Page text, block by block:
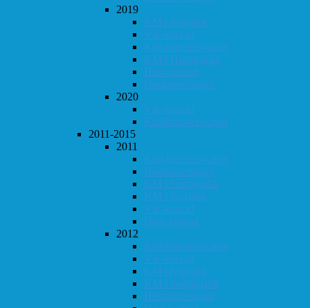
2019
KM i lynsjakk
Vår-konrad
Klubbmesterskapet
KM i Hurtigsjakk
Høst-konrad
Høstturneringen
2020
Vår-konrad
Klubbmesterskapet
2011-2015
2011
Klubbmesterskapet
Høstturneringen
KM i hurtigsjakk
KM i lynsjakk
Vår-konrad
Høst-konrad
2012
Klubbmesterskapet
Vår-konrad
KM i lynsjakk
KM i hurtigsjakk
Høstturneringen